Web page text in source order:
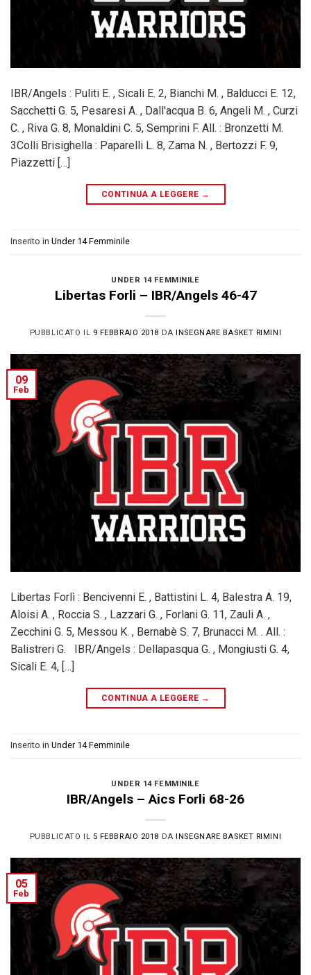
IBR/Angels : Puliti E. , Sicali E. 2, Bianchi M. , Balducci E. 12,
Sacchetti G. 5, Pesaresi A. , Dall'acqua B. 6, Angeli M. , Curzi
C. , Riva G. 8, Monaldini C. 5, Semprini F. All. : Bronzetti M.
3Colli Brisighella : Paparelli L. 8, Zama N. , Bertozzi F. 9,
Piazzetti […]
CONTINUA A LEGGERE →
Inserito in Under 14 Femminile
UNDER 14 FEMMINILE
Libertas Forli – IBR/Angels 46-47
PUBBLICATO IL 9 FEBBRAIO 2018 DA INSEGNARE BASKET RIMINI
09
Feb
Libertas Forlì : Bencivenni E. , Battistini L. 4, Balestra A. 19,
Aloisi A. , Roccia S. , Lazzari G. , Forlani G. 11, Zauli A. ,
Zecchini G. 5, Messou K. , Bernabè S. 7, Brunacci M. . All. :
Balistreri G. IBR/Angels : Dellapasqua G. , Mongiusti G. 4,
Sicali E. 4, […]
CONTINUA A LEGGERE →
Inserito in Under 14 Femminile
UNDER 14 FEMMINILE
IBR/Angels – Aics Forli 68-26
PUBBLICATO IL 5 FEBBRAIO 2018 DA INSEGNARE BASKET RIMINI
05
Feb